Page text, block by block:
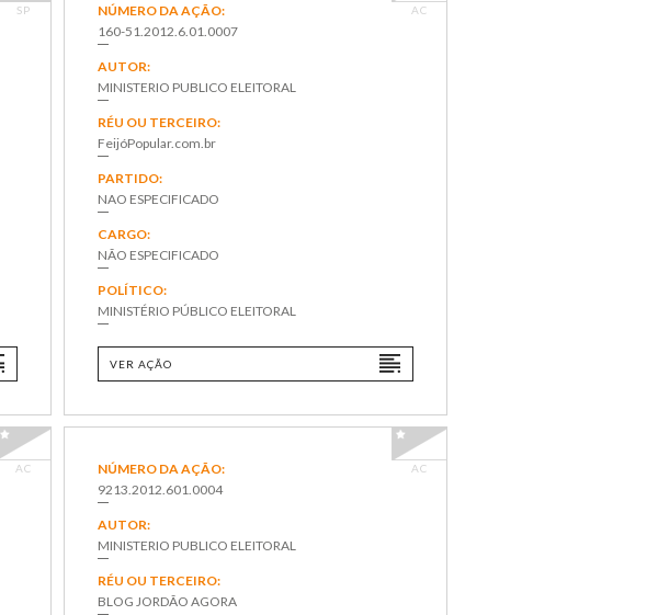
SP AC
NÚMERO DA AÇÃO:
160-51.2012.6.01.0007
AUTOR:
MINISTERIO PUBLICO ELEITORAL
RÉU OU TERCEIRO:
FeijóPopular.com.br
PARTIDO:
NAO ESPECIFICADO
CARGO:
NÃO ESPECIFICADO
POLÍTICO:
MINISTÉRIO PÚBLICO ELEITORAL
VER AÇÃO
AC AC
NÚMERO DA AÇÃO:
9213.2012.601.0004
AUTOR:
MINISTERIO PUBLICO ELEITORAL
RÉU OU TERCEIRO:
BLOG JORDÃO AGORA